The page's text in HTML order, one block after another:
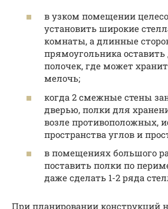
в узком помещении
установить широкие
комнаты, а длинные
прямоугольника
полочек, где может
мелочь;
когда 2 смежные стены
дверью, полки для
возле противоположных,
пространства углов и
в помещениях большого
поставить полки по
даже сделать 1-2 ряда
При планировании конструкций